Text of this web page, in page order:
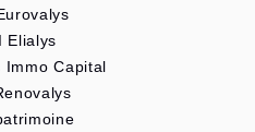
Elialys
Immo Capital